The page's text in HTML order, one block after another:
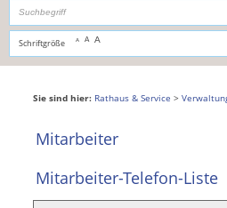
Schriftgröße A A A
Sie sind hier: Rathaus & Service >
Mitarbeiter
Mitarbeiter-Telefon-Liste